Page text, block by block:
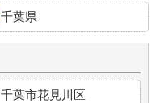
千葉県
千葉市花見川区